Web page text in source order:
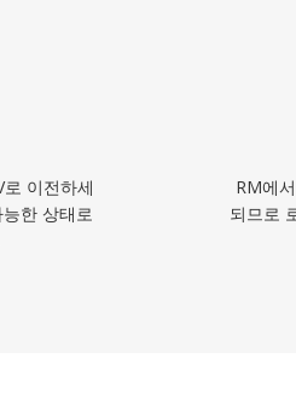
매체로 변환하여, 인터넷에서의 엔터
근본적으로 재편했습니다. HTML5
전달을 대체했지만, FLV 파일은 수
에 남아 있습니다.
이전하세
한 상태로
RM에
되므로